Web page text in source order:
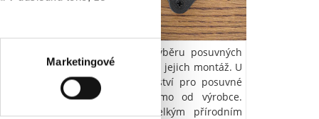
Marketingové
Nepodceňte ani šroubek a při výběru posuvných
dveří z masivu rovnou myslete i na jejich montáž. U
nás nakoupíte veškeré příslušenství pro posuvné
dveře v té nejvyšší kvalitě přímo od výrobce.
Masivní posuvné dveře jsou velkým přírodním